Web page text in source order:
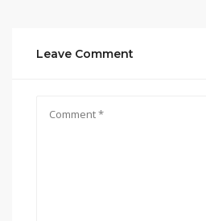
Leave Comment